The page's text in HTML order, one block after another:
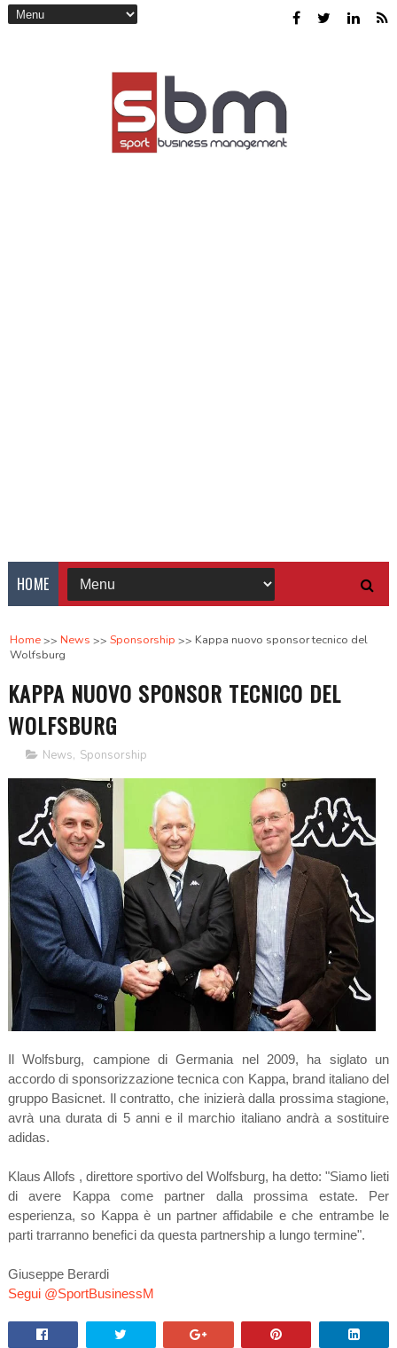
HOME
Home News Sponsorship
Kappa nuovo sponsor tecnico del
Wolfsburg
KAPPA NUOVO SPONSOR TECNICO DEL
WOLFSBURG
News, Sponsorship
Il Wolfsburg, campione di Germania nel 2009, ha siglato un
accordo di sponsorizzazione tecnica con Kappa, brand italiano del
gruppo Basicnet. Il contratto, che inizierà dalla prossima stagione,
avrà una durata di 5 anni e il marchio italiano andrà a sostituire
adidas.
Klaus Allofs , direttore sportivo del Wolfsburg, ha detto: "Siamo lieti
di avere Kappa come partner dalla prossima estate. Per
esperienza, so Kappa è un partner affidabile e che entrambe le
parti trarranno benefici da questa partnership a lungo termine".
Giuseppe Berardi
Segui @SportBusinessM